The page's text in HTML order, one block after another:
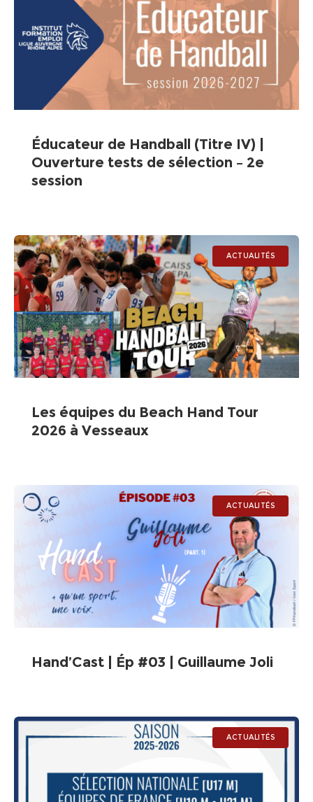
Éducateur de Handball (Titre IV) |
Ouverture tests de sélection – 2e
session
ACTUALITÉS
Les équipes du Beach Hand Tour
2026 à Vesseaux
ACTUALITÉS
Hand’Cast | Ép #03 | Guillaume Joli
ACTUALITÉS